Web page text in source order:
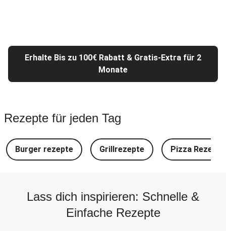
Erhalte Bis zu 100€ Rabatt & Gratis-Extra für 2
Monate
Rezepte für jeden Tag
Burger rezepte Grillrezepte Pizza Rezepte
Lass dich inspirieren: Schnelle &
Einfache Rezepte